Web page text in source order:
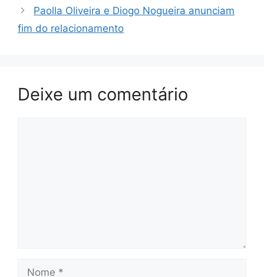
Paolla Oliveira e Diogo Nogueira anunciam
fim do relacionamento
Deixe um comentário
Nome